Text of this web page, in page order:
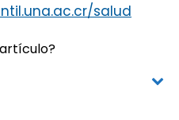
salud